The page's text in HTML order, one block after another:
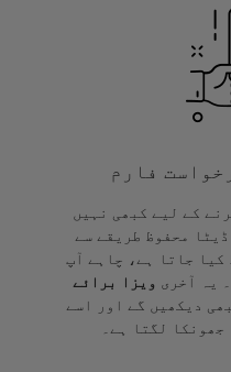
فارم
کے لیے کبھی نہیں
محفوظ طریقے سے
کیا جاتا ہے، چاہے آپ
یہ آخری ویزا برائے
دیکھیں گے اور اسے
لگتا ہے۔